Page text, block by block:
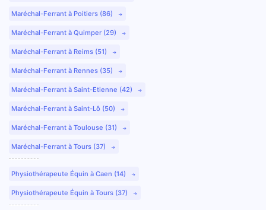
Maréchal-Ferrant à Poitiers (86)
Maréchal-Ferrant à Quimper (29)
Maréchal-Ferrant à Reims (51)
Maréchal-Ferrant à Rennes (35)
Maréchal-Ferrant à Saint-Etienne (42)
Maréchal-Ferrant à Saint-Lô (50)
Maréchal-Ferrant à Toulouse (31)
Maréchal-Ferrant à Tours (37)
Physiothérapeute Équin à Caen (14)
Physiothérapeute Équin à Tours (37)